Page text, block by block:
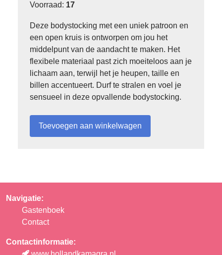
Voorraad: 17
Deze bodystocking met een uniek patroon en
een open kruis is ontworpen om jou het
middelpunt van de aandacht te maken. Het
flexibele materiaal past zich moeiteloos aan je
lichaam aan, terwijl het je heupen, taille en
billen accentueert. Durf te stralen en voel je
sensueel in deze opvallende bodystocking.
Navigatie:
Gastenboek
Contact
Contactinformatie: